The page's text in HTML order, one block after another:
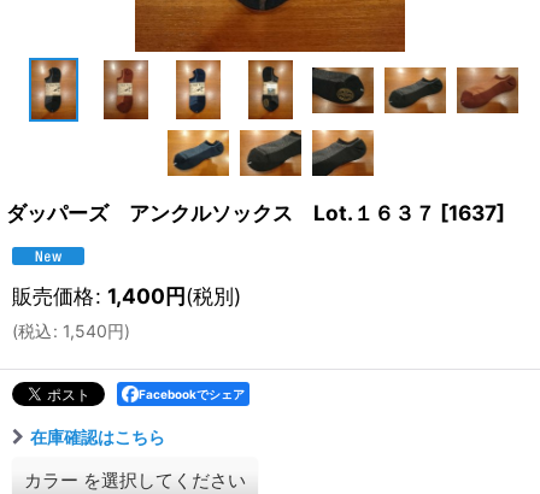
ダッパーズ アンクルソックス Lot.１６３７ [1637]
販売価格: 1,400円(税別)
(税込: 1,540円)
Facebookでシェア
在庫確認はこちら
カラー を選択してください